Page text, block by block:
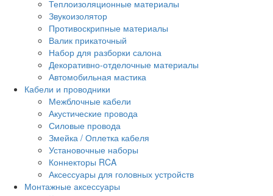
Теплоизоляционные материалы
Звукоизолятор
Противоскрипные материалы
Валик прикаточный
Набор для разборки салона
Декоративно-отделочные материалы
Автомобильная мастика
Кабели и проводники
Межблочные кабели
Акустические провода
Силовые провода
Змейка / Оплетка кабеля
Установочные наборы
Коннекторы RCA
Аксессуары для головных устройств
Монтажные аксессуары